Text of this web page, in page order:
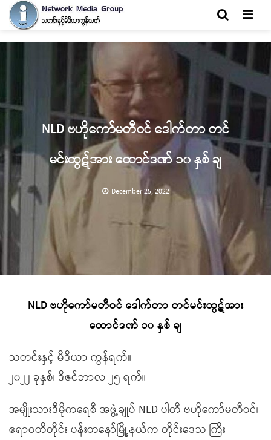
NLD ဗဟိုကော်မတီဝင် ဒေါက်တာ တင်
မင်းထွဋ်အား ထောင်ဒဏ် ၁၀ နှစ် ချ
December 25, 2022
NLD ဗဟိုကော်မတီဝင် ဒေါက်တာ တင်မင်းထွဋ်အား
ထောင်ဒဏ် ၁၀ နှစ် ချ
သတင်းနှင့် မီဒီယာ ကွန်ရက်။
၂၀၂၂ ခုနှစ်၊ ဒီဇင်ဘာလ ၂၅ ရက်။
အမျိုးသားဒီမိုကရေစီ အဖွဲ့ချုပ် NLD ပါတီ ဗဟိုကော်မတီဝင်၊
ဧရာဝတီတိုင်း ပန်းတနော်မြို့နယ်က တိုင်းဒေသ ကြီး